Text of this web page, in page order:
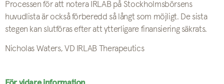
Processen för att notera IRLAB på Stockholmsbörsens
huvudlista är också förberedd så långt som möjligt. De sista
stegen kan slutföras efter att ytterligare finansiering säkrats.
Nicholas Waters, VD IRLAB Therapeutics